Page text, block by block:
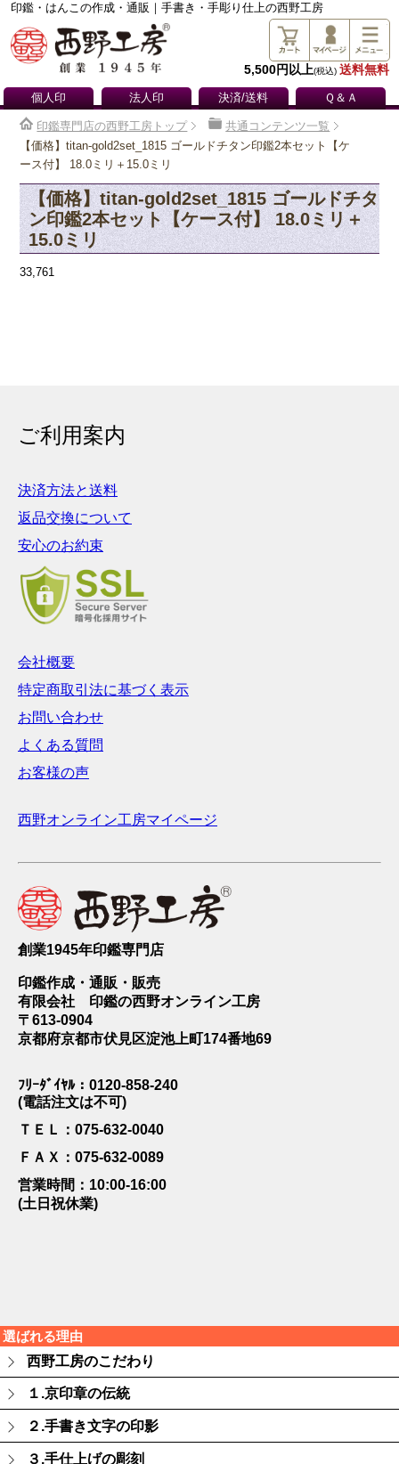
印鑑・はんこの作成・通販｜手書き・手彫り仕上の西野工房
5,500円以上(税込) 送料無料
個人印 法人印 決済/送料 Ｑ＆Ａ
印鑑専門店の西野工房トップ
共通コンテンツ一覧
【価格】titan-gold2set_1815 ゴールドチタン印鑑2本セット【ケ
ース付】 18.0ミリ＋15.0ミリ
【価格】titan-gold2set_1815 ゴールドチタ
ン印鑑2本セット【ケース付】 18.0ミリ＋
15.0ミリ
33,761
ご利用案内
決済方法と送料
返品交換について
安心のお約束
会社概要
特定商取引法に基づく表示
お問い合わせ
よくある質問
お客様の声
西野オンライン工房マイページ
創業1945年印鑑専門店
印鑑作成・通販・販売
有限会社 印鑑の西野オンライン工房
〒613-0904
京都府京都市伏見区淀池上町174番地69
ﾌﾘｰﾀﾞｲﾔﾙ：0120-858-240
(電話注文は不可)
ＴＥＬ：075-632-0040
ＦＡＸ：075-632-0089
営業時間：10:00-16:00
(土日祝休業)
選ばれる理由
西野工房のこだわり
１.京印章の伝統
２.手書き文字の印影
３.手仕上げの彫刻